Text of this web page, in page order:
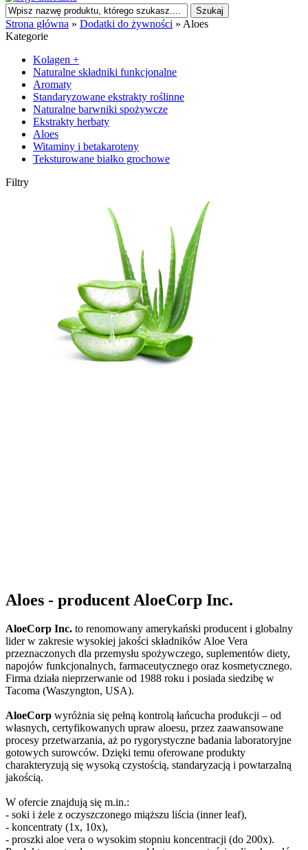
Strona główna » Dodatki do żywności » Aloes
Kategorie
Kolagen +
Naturalne składniki funkcjonalne
Aromaty
Standaryzowane ekstrakty roślinne
Naturalne barwniki spożywcze
Ekstrakty herbaty
Aloes
Witaminy i betakaroteny
Teksturowane białko grochowe
Filtry
Aloes - producent AloeCorp Inc.
AloeCorp Inc. to renomowany amerykański producent i globalny
lider w zakresie wysokiej jakości składników Aloe Vera
przeznaczonych dla przemysłu spożywczego, suplementów diety,
napojów funkcjonalnych, farmaceutycznego oraz kosmetycznego.
Firma działa nieprzerwanie od 1988 roku i posiada siedzibę w
Tacoma (Waszyngton, USA).
AloeCorp wyróżnia się pełną kontrolą łańcucha produkcji – od
własnych, certyfikowanych upraw aloesu, przez zaawansowane
procesy przetwarzania, aż po rygorystyczne badania laboratoryjne
gotowych surowców. Dzięki temu oferowane produkty
charakteryzują się wysoką czystością, standaryzacją i powtarzalną
jakością.
W ofercie znajdują się m.in.:
- soki i żele z oczyszczonego miąższu liścia (inner leaf),
- koncentraty (1x, 10x),
- proszki aloe vera o wysokim stopniu koncentracji (do 200x).